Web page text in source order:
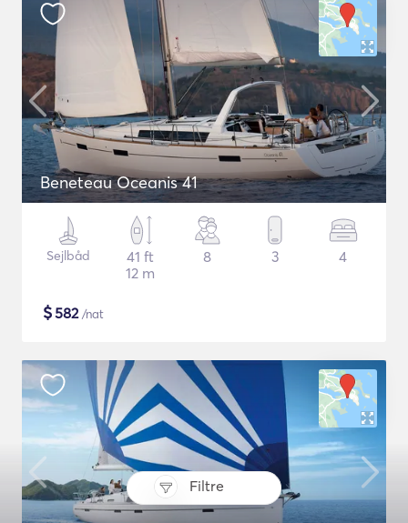
Filtre
Beneteau Oceanis 41
Sejlbåd
41 ft
12 m
8 3 4
$582/nat